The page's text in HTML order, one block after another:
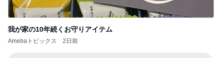
我が家の10年続くお守りアイテム
Amebaトピックス 2日前